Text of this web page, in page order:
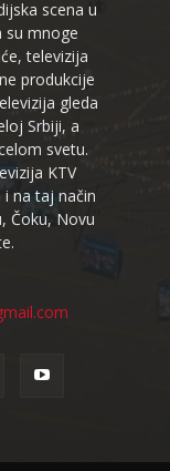
scena u
su mnoge
televizija
produkcije
gleda
Srbiji, a
svetu.
KTV
na taj način
Čoku, Novu